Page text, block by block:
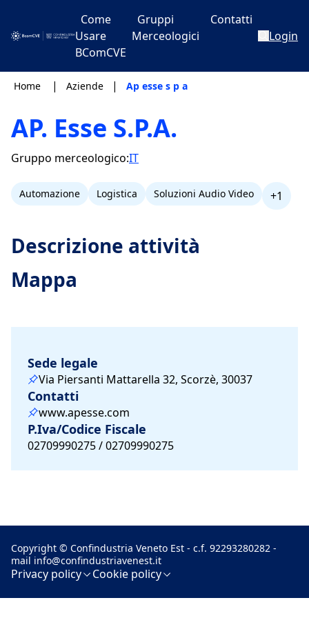
Come
Usare
BComCVE
Gruppi
Merceologici
Contatti
Login
Home | Aziende | Ap esse s p a
AP. Esse S.P.A.
Gruppo merceologico:IT
Automazione Logistica Soluzioni Audio Video +1
Descrizione attività
Mappa
Sede legale
Via Piersanti Mattarella 32, Scorzè, 30037
Contatti
www.apesse.com
P.Iva/Codice Fiscale
02709990275 / 02709990275
Copyright © Confindustria Veneto Est - c.f. 92293280282 -
mail info@confindustriavenest.it
Privacy policy Cookie policy